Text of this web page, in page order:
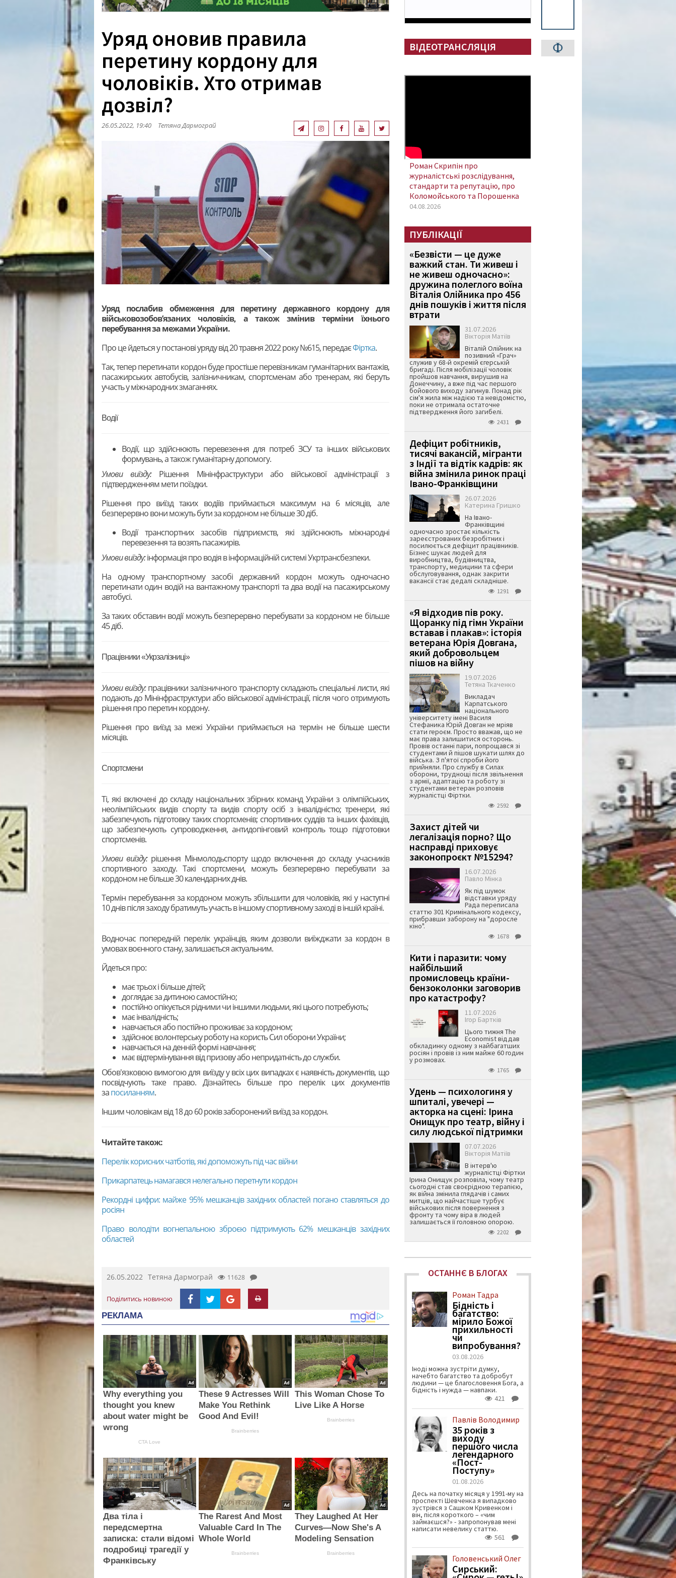
Уряд оновив правила
перетину кордону для
чоловіків. Хто отримав
дозвіл?
26.05.2022, 19:40 Тетяна Дармограй
Уряд послабив обмеження для перетину державного кордону для
військовозобов’язаних чоловіків, а також змінив терміни їхнього
перебування за межами України.
Про це йдеться у постанові уряду від 20 травня 2022 року №615, передаєФіртка.
Так, тепер перетинати кордон буде простіше перевізникам гуманітарних вантажів,
пасажирських автобусів, залізничникам, спортсменам або тренерам, які беруть
участь у міжнародних змаганнях.
Водії
Водії, що здійснюють перевезення для потреб ЗСУ та інших військових
формувань, а також гуманітарну допомогу.
Умови виїзду:Рішення Мінінфраструктури або військової адміністрації з
підтвердженням мети поїздки.
Рішення про виїзд таких водіїв приймається максимум на 6 місяців, але
безперервно вони можуть бути за кордоном не більше 30 діб.
Водії транспортних засобів підприємств, які здійснюють міжнародні
перевезення та возять пасажирів.
Умови виїзду:інформація про водія в інформаційній системі Укртрансбезпеки.
На одному транспортному засобі державний кордон можуть одночасно
перетинати один водій на вантажному транспорті та два водії на пасажирському
автобусі.
За таких обставин водії можуть безперервно перебувати за кордоном не більше
45 діб.
Працівники «Укрзалізниці»
Умови виїзду:працівники залізничного транспорту складають спеціальні листи, які
подають до Мінінфраструктури або військової адміністрації, після чого отримують
рішення про перетин кордону.
Рішення про виїзд за межі України приймається на термін не більше шести
місяців.
Спортсмени
Ті, які включені до складу національних збірних команд України з олімпійських,
неолімпійських видів спорту та видів спорту осіб з інвалідністю; тренери, які
забезпечують підготовку таких спортсменів; спортивних суддів та інших фахівців,
що забезпечують супроводження, антидопінговий контроль тощо підготовки
спортсменів.
Умови виїзду:рішення Мінмолодьспорту щодо включення до складу учасників
спортивного заходу. Такі спортсмени, можуть безперервно перебувати за
кордоном не більше 30 календарних днів.
Термін перебування за кордоном можуть збільшити для чоловіків, які у наступні
10 днів після заходу братимуть участь в іншому спортивному заході в іншій країні.
Водночас попередній перелік українців, яким дозволи виїжджати за кордон в
умовах воєнного стану, залишається актуальним.
Йдеться про:
має трьох і більше дітей;
доглядає за дитиною самостійно;
постійно опікується рідними чи іншими людьми, які цього потребують;
має інвалідність;
навчається або постійно проживає за кордоном;
здійснює волонтерську роботу на користь Сил оборони України;
навчається на денній формі навчання;
має відтермінування від призову або непридатність до служби.
Обов'язковою вимогою для виїзду у всіх цих випадках є наявність документів, що
посвідчують таке право. Дізнайтесь більше про перелік цих документів
запосиланням.
Іншим чоловікам від 18 до 60 років заборонений виїзд за кордон.
Читайте також:
Перелік корисних чатботів, які допоможуть під час війни
Прикарпатець намагався нелегально перетнути кордон
Рекордні цифри: майже 95% мешканців західних областей погано ставляться до
росіян
Право володіти вогнепальною зброєю підтримують 62% мешканців західних
областей
26.05.2022 Тетяна Дармограй 11628
Поділитись новиною
РЕКЛАМА
Why everything you
thought you knew
about water might be
wrong
CTA Love
These 9 Actresses Will
Make You Rethink
Good And Evil!
Brainberries
This Woman Chose To
Live Like A Horse
Brainberries
Два тіла і
передсмертна
записка: стали відомі
подробиці трагедії у
Франківську
The Rarest And Most
Valuable Card In The
Whole World
Brainberries
They Laughed At Her
Curves—Now She's A
Modeling Sensation
Brainberries
ВІДЕОТРАНСЛЯЦІЯ
Роман Скрипін про
журналістські розслідування,
стандарти та репутацію, про
Коломойського та Порошенка
04.08.2026
ПУБЛІКАЦІЇ
«Безвісти — це дуже
важкий стан. Ти живеш і
не живеш одночасно»:
дружина полеглого воїна
Віталія Олійника про 456
днів пошуків і життя після
втрати
31.07.2026
Вікторія Матіїв
Віталій Олійник на
позивний «Грач»
служив у 68-й окремій єгерській
бригаді. Після мобілізації чоловік
пройшов навчання, вирушив на
Донеччину, а вже під час першого
бойового виходу загинув. Понад рік
сім'я жила між надією та невідомістю,
поки не отримала остаточне
підтвердження його загибелі.
2431
Дефіцит робітників,
тисячі вакансій, мігранти
з Індії та відтік кадрів: як
війна змінила ринок праці
Івано-Франківщини
26.07.2026
Катерина Гришко
На Івано-
Франківщині
одночасно зростає кількість
зареєстрованих безробітних і
посилюється дефіцит працівників.
Бізнес шукає людей для
виробництва, будівництва,
транспорту, медицини та сфери
обслуговування, однак закрити
вакансії стає дедалі складніше.
1291
«Я відходив пів року.
Щоранку під гімн України
вставав і плакав»: історія
ветерана Юрія Довгана,
який добровольцем
пішов на війну
19.07.2026
Тетяна Ткаченко
Викладач
Карпатського
національного
університету імені Василя
Стефаника Юрій Довган не мріяв
стати героєм. Просто вважав, що не
має права залишитися осторонь.
Провів останні пари, попрощався зі
студентами й пішов шукати шлях до
війська. З п'ятої спроби його
прийняли. Про службу в Силах
оборони, труднощі після звільнення
з армії, адаптацію та роботу зі
студентами ветеран розповів
журналістці Фіртки.
2592
Захист дітей чи
легалізація порно? Що
насправді приховує
законопроєкт №15294?
16.07.2026
Павло Мінка
Як під шумок
відставки уряду
Рада переписала
статтю 301 Кримінального кодексу,
прибравши заборону на "доросле
кіно".
1678
Кити і паразити: чому
найбільший
промисловець країни-
бензоколонки заговорив
про катастрофу?
11.07.2026
Ігор Бартків
Цього тижня The
Economist віддав
обкладинку одному з найбагатших
росіян і провів із ним майже 60 годин
у розмовах.
1765
Удень — психологиня у
шпиталі, увечері —
акторка на сцені: Ірина
Онищук про театр, війну і
силу людської підтримки
07.07.2026
Вікторія Матіїв
В інтерв'ю
журналістці Фіртки
Ірина Онищук розповіла, чому театр
сьогодні став своєрідною терапією,
як війна змінила глядачів і самих
митців, що найчастіше турбує
військових після повернення з
фронту та чому віра в людей
залишається її головною опорою.
2202
ОСТАННЄ В БЛОГАХ
Роман Тадра
Бідність і
багатство:
мірило Божої
прихильності
чи
випробування?
03.08.2026
Іноді можна зустріти думку,
начебто багатство та добробут
людини — це благословення Бога, а
бідність і нужда — навпаки.
421
Павлів Володимир
35 років з
виходу
першого числа
легендарного
«Пост-
Поступу»
01.08.2026
Десь на початку місяця у 1991-му на
проспекті Шевченка я випадково
зустрівся з Сашком Кривенком і
він, після короткого – «чим
займаєшся?» - запропонував мені
написати невелику статтю.
561
Головенський Олег
Сирський: